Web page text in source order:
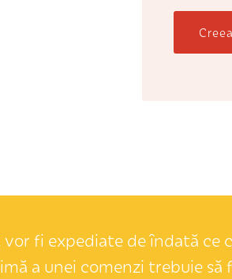
fi expediate de îndată
a unei comenzi trebuie să